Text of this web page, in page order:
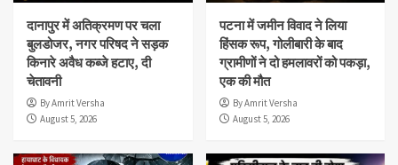
दानापुर में अतिक्रमण पर चला
बुलडोजर, नगर परिषद ने सड़क
किनारे अवैध कब्जे हटाए, दी
चेतावनी
By Amrit Versha
August 5, 2026
पटना में जमीन विवाद ने लिया
हिंसक रूप, गोलीबारी के बाद
ग्रामीणों ने दो हमलावरों को पकड़ा,
एक की मौत
By Amrit Versha
August 5, 2026